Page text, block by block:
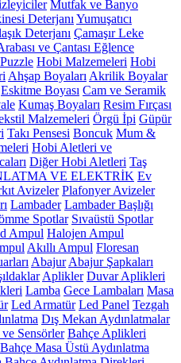
Mutfak ve Banyo
Deterjanı Yumuşatıcı
Deterjanı Çamaşır Leke
ve Çantası Eğlence
Puzzle Hobi Malzemeleri Hobi
Ahşap Boyaları Akrilik Boyalar
Eskitme Boyası Cam ve Seramik
Kumaş Boyaları Resim Fırçası
Malzemeleri Örgü İpi Güpür
Takı Pensesi Boncuk Mum &
Hobi Aletleri ve
Diğer Hobi Aletleri Taş
VE ELEKTRİK Ev
Avizeler Plafonyer Avizeler
Lambader Lambader Başlığı
Spotlar Sıvaüstü Spotlar
Ampul Halojen Ampul
Akıllı Ampul Floresan
Abajur Abajur Şapkaları
Aplikler Duvar Aplikleri
Lamba Gece Lambaları Masa
Led Armatür Led Panel Tezgah
Dış Mekan Aydınlatmalar
Sensörler Bahçe Aplikleri
Bahçe Masa Üstü Aydınlatma